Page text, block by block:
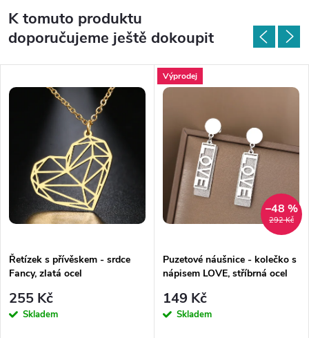
K tomuto produktu
doporučujeme ještě dokoupit
Řetízek s přívěskem - srdce
Fancy, zlatá ocel
255 Kč
Skladem
Výprodej
292 Kč
–48 %
Puzetové náušnice - kolečko s
nápisem LOVE, stříbrná ocel
149 Kč
Skladem